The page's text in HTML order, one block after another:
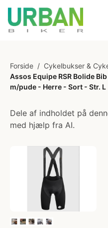
Forside / Cykelbukser &
Assos Equipe RSR Bolide
m/pude - Herre - Sort - Str. L
Dele af indholdet på
med hjælp fra AI.